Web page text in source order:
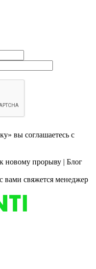
вы соглашаетесь с
вами свяжется менеджер